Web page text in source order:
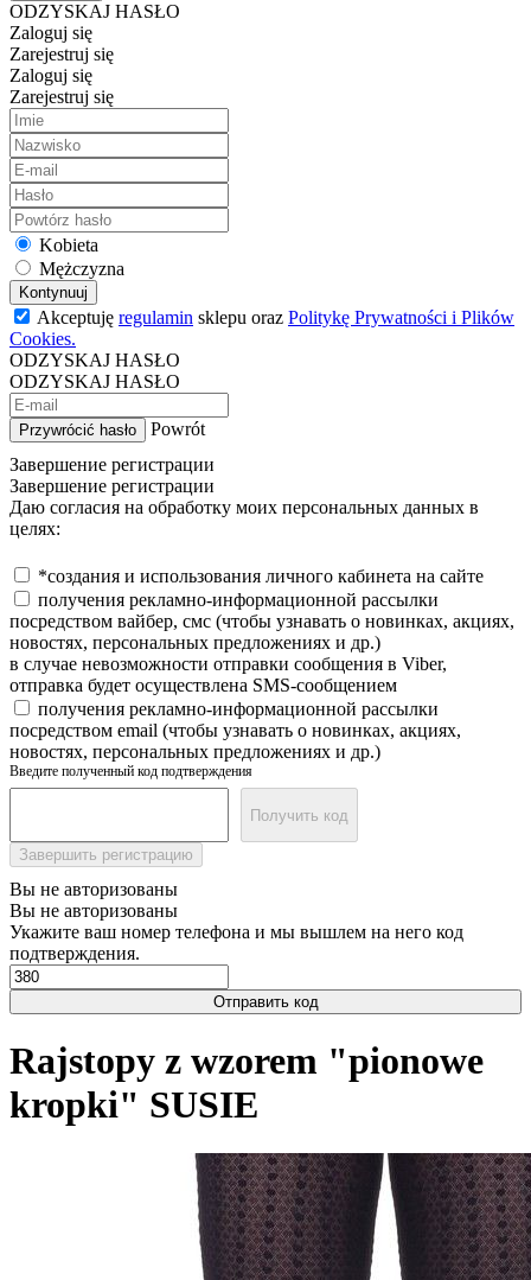
ODZYSKAJ HASŁO
Zaloguj się
Zarejestruj się
Zaloguj się
Zarejestruj się
Kobieta
Mężczyzna
Kontynuuj
Akceptuję regulamin sklepu oraz Politykę Prywatności i Plików
Cookies.
ODZYSKAJ HASŁO
ODZYSKAJ HASŁO
Przywrócić hasło
Powrót
Завершение регистрации
Завершение регистрации
Даю согласия на обработку моих персональных данных в
целях:
*создания и использования личного кабинета на сайте
получения рекламно-информационной рассылки
посредством вайбер, смс (чтобы узнавать о новинках, акциях,
новостях, персональных предложениях и др.)
в случае невозможности отправки сообщения в Viber,
отправка будет осуществлена SMS-сообщением
получения рекламно-информационной рассылки
посредством email (чтобы узнавать о новинках, акциях,
новостях, персональных предложениях и др.)
Введите полученный код подтверждения
Получить код
Завершить регистрацию
Вы не авторизованы
Вы не авторизованы
Укажите ваш номер телефона и мы вышлем на него код
подтверждения.
Отправить код
Rajstopy z wzorem "pionowe
kropki" SUSIE